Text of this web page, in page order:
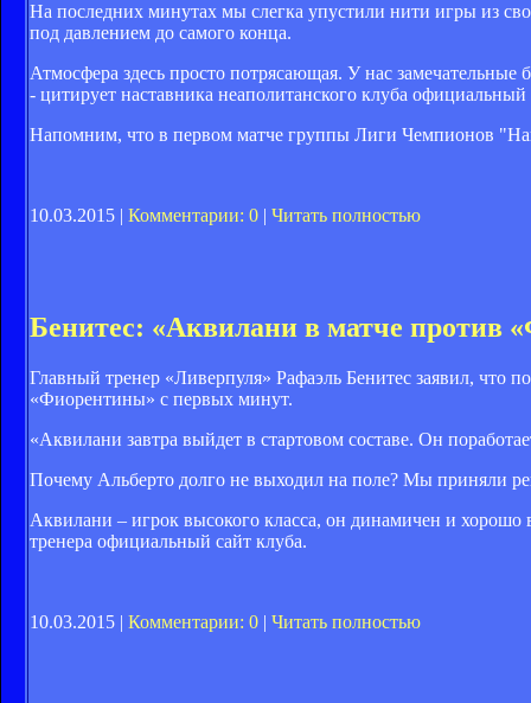
На последних минутах мы слегка упустили нити игры из
под давлением до самого конца.
Атмосфера здесь просто потрясающая. У нас
- цитирует наставника неаполитанского клуба
Напомним, что в первом матче группы Лиги Чемпионов
10.03.2015 | Комментарии: 0 | Читать полностью
Бенитес: «Аквилани в матче против
Главный тренер «Ливерпуля» Рафаэль Бенитес заявил, что
«Фиорентины» с первых минут.
«Аквилани завтра выйдет в стартовом составе. Он
Почему Альберто долго не выходил на поле? Мы приняли
Аквилани – игрок высокого класса, он динамичен и хорошо
тренера официальный сайт клуба.
10.03.2015 | Комментарии: 0 | Читать полностью